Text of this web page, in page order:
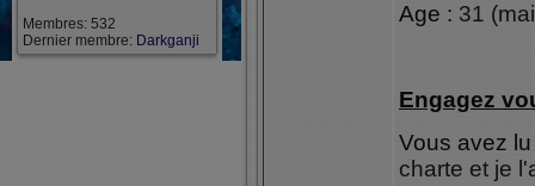
Membres: 532
Dernier membre: Darkganji
Age : 31
Engagez
Vous avez
charte et je